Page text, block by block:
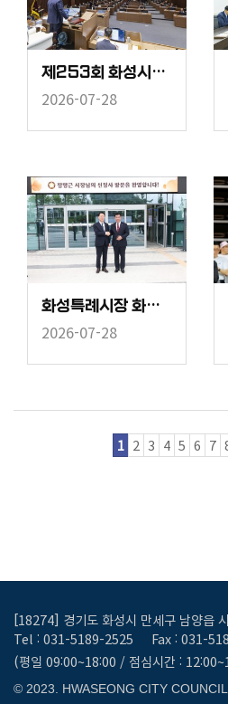
제253회 화성시의회 임시회 중 제2차 본회의
2026-07-28
화성특례시장 화성특례시의회 신청사 라운딩
2026-07-28
1 2 3 4 5 6 7
[18274] 경기도 화성시 만세구 남양읍
Tel : 031-5189-2525
Fax : 031-
(평일 09:00~18:00 / 점심시간 :
© 2023. HWASEONG CITY